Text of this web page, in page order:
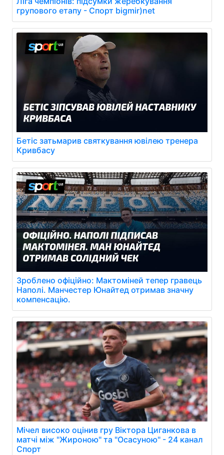
групового етапу - Спорт bigmir)net
Бетіс затьмарив святкування ювілею тренера
Кривбасу
Зроблено офіційно: Мактоміней тепер гравець
Наполі. Манчестер Юнайтед отримав значну
компенсацію.
Мічел високо оцінив гру Віктора Циганкова в
матчі між "Жироною" та "Осасуною" - 24 канал
Спорт